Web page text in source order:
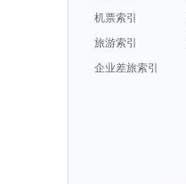
机票索引
旅游索引
企业差旅索引